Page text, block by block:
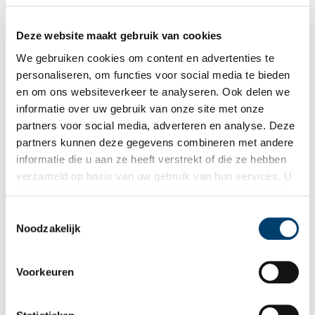
Deze website maakt gebruik van cookies
We gebruiken cookies om content en advertenties te
personaliseren, om functies voor social media te bieden
en om ons websiteverkeer te analyseren. Ook delen we
informatie over uw gebruik van onze site met onze
partners voor social media, adverteren en analyse. Deze
partners kunnen deze gegevens combineren met andere
informatie die u aan ze heeft verstrekt of die ze hebben
verzameld op basis van uw gebruik van hun services. U
Noodzakelijk
Voorkeuren
‘Rammeldebammeldebammeldebam, Daar komt de Gooische
stoomtram!’ klonk het in 1902. Deze tram kreeg al gauw de
bijnaam ‘Gooische Moordenaar’. We volgen zijn spoor van
Amsterdam via Diemen, Muiden en Naarden naar Laren.
Magere Hein reed mee op de stoomtram door de Beemster
Als op 15 juli 1895 een stoomtram tussen Amsterdam,
verbetering voor de bereikbaarheid van Waterland en de